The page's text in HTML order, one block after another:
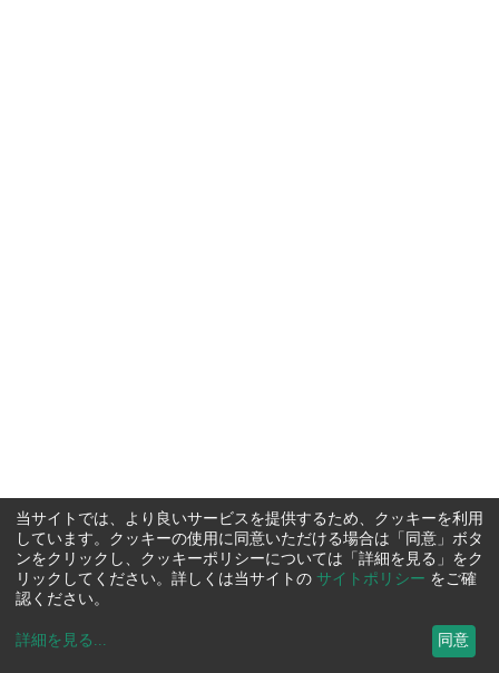
当サイトでは、より良いサービスを提供するため、クッキーを利用
しています。クッキーの使用に同意いただける場合は「同意」ボタ
ンをクリックし、クッキーポリシーについては「詳細を見る」をク
リックしてください。詳しくは当サイトの サイトポリシー をご確
認ください。
詳細を見る ... 同意